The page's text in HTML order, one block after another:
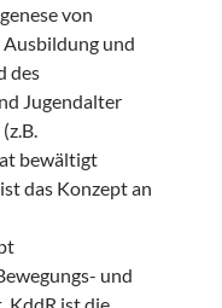
von
und
des
Jugendalter
bewältigt
das Konzept an
und
KddR ist die